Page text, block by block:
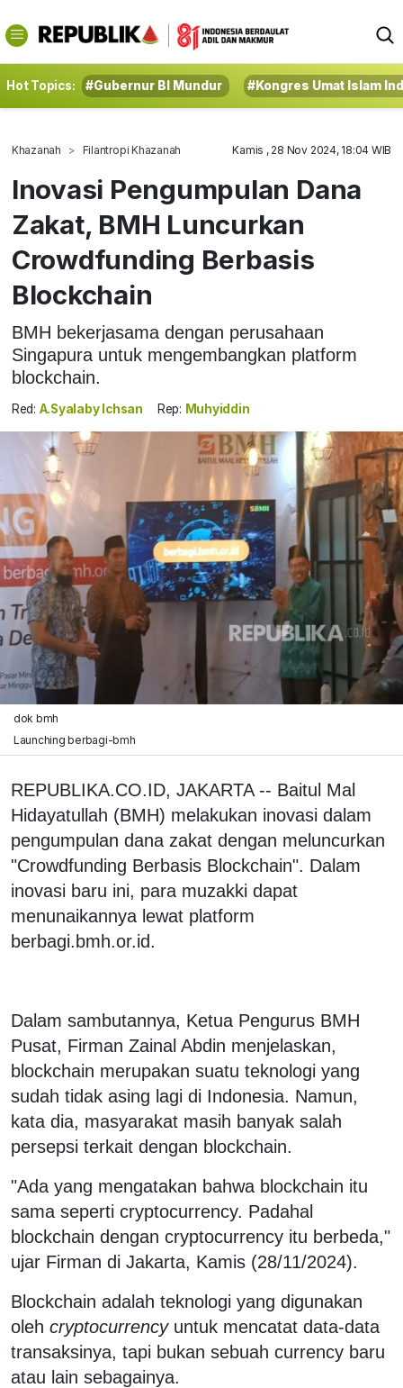
Hot Topics: #Gubernur BI Mundur #Kongres Umat Islam
Khazanah Filantropi Khazanah Kamis , 28 Nov 2024, 18:04 WIB
Inovasi Pengumpulan Dana
Zakat, BMH Luncurkan
Crowdfunding Berbasis
Blockchain
BMH bekerjasama dengan perusahaan
Singapura untuk mengembangkan platform
blockchain.
Red: A.Syalaby Ichsan Rep: Muhyiddin
dok bmh
Launching berbagi-bmh
REPUBLIKA.CO.ID, JAKARTA -- Baitul Mal
Hidayatullah (BMH) melakukan inovasi dalam
pengumpulan dana zakat dengan meluncurkan
"Crowdfunding Berbasis Blockchain". Dalam
inovasi baru ini, para muzakki dapat
menunaikannya lewat platform
berbagi.bmh.or.id.
Dalam sambutannya, Ketua Pengurus BMH
Pusat, Firman Zainal Abdin menjelaskan,
blockchain merupakan suatu teknologi yang
sudah tidak asing lagi di Indonesia. Namun,
kata dia, masyarakat masih banyak salah
persepsi terkait dengan blockchain.
"Ada yang mengatakan bahwa blockchain itu
sama seperti cryptocurrency. Padahal
blockchain dengan cryptocurrency itu berbeda,"
ujar Firman di Jakarta, Kamis (28/11/2024).
Blockchain adalah teknologi yang digunakan
oleh cryptocurrencyuntuk mencatat data-data
transaksinya, tapi bukan sebuah currency baru
atau lain sebagainya.